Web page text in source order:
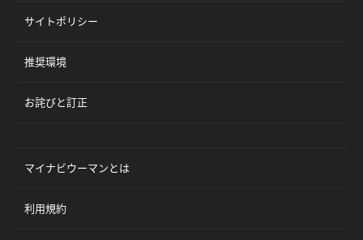
サイトポリシー
推奨環境
お詫びと訂正
マイナビウーマンとは
利用規約